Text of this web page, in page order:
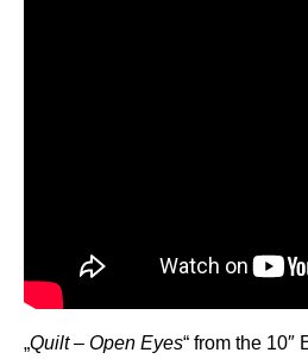
„Quilt – Open Eyes“ from the 10″